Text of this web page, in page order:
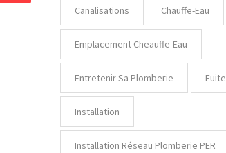
Canalisations Chauffe-Eau
Emplacement Cheauffe-Eau
Entretenir Sa Plomberie Fuite
Installation
Installation Réseau Plomberie PER